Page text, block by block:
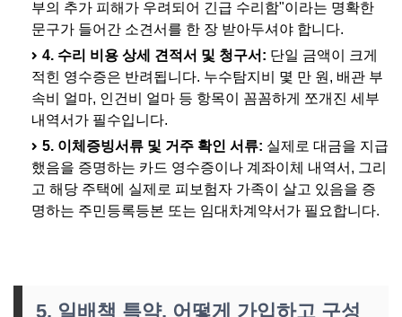
부의 추가 피해가 우려되어 긴급 수리함"이라는 명확한
문구가 들어간 소견서를 한 장 받아두셔야 합니다.
4. 수리 비용 상세 견적서 및 청구서: 단일 금액이 크게
적힌 영수증은 반려됩니다. 누수탐지비 몇 만 원, 배관 부
속비 얼마, 인건비 얼마 등 항목이 꼼꼼하게 쪼개진 세부
내역서가 필수입니다.
5. 이체증빙서류 및 거주 확인 서류: 실제로 대금을 지급
했음을 증명하는 카드 영수증이나 계좌이체 내역서, 그리
고 해당 주택에 실제로 피보험자 가족이 살고 있음을 증
명하는 주민등록등본 또는 임대차계약서가 필요합니다.
5. 일배책 특약, 어떻게 가입하고 구성